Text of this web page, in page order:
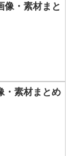
像・素材まと
・素材まとめ